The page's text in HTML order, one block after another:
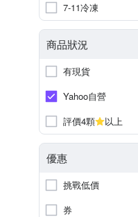
7-11冷凍
商品狀況
有現貨
Yahoo自營
評價4顆
以上
優惠
挑戰低價
券